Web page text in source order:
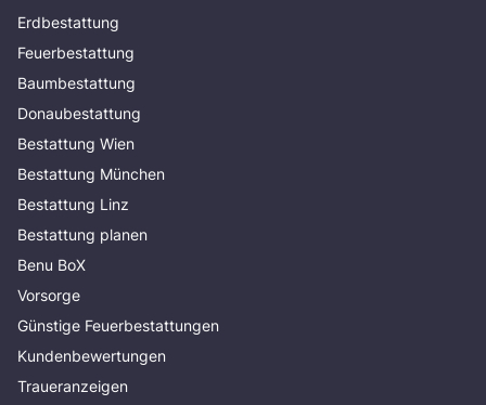
Erdbestattung
Feuerbestattung
Baumbestattung
Donaubestattung
Bestattung Wien
Bestattung München
Bestattung Linz
Bestattung planen
Benu BoX
Vorsorge
Günstige Feuerbestattungen
Kundenbewertungen
Traueranzeigen